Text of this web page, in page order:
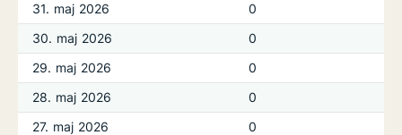
31. maj 2026
0
30. maj 2026
0
29. maj 2026
0
28. maj 2026
0
27. maj 2026
0